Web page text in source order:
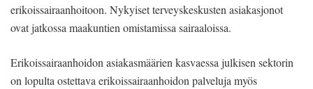
erikoissairaanhoitoon. Nykyiset terveyskeskusten asiakasjonot
ovat jatkossa maakuntien omistamissa sairaaloissa.
Erikoissairaanhoidon asiakasmäärien kasvaessa julkisen sektorin
on lopulta ostettava erikoissairaanhoidon palveluja myös